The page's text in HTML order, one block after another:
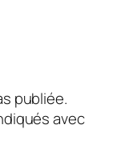
publiée.
avec